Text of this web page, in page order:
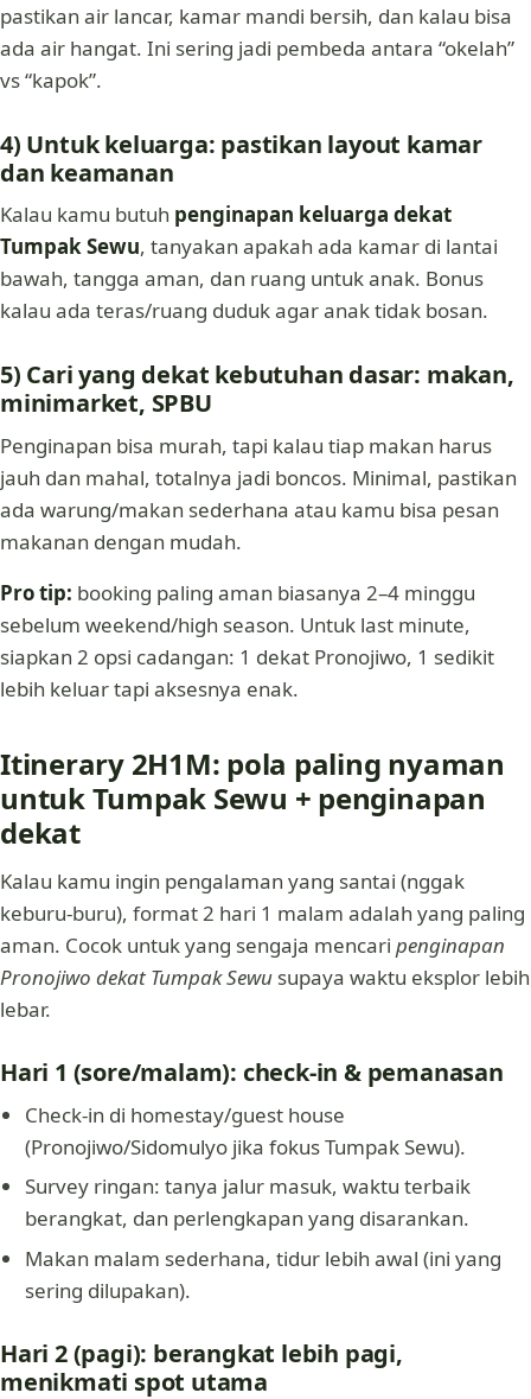
pastikan air lancar, kamar mandi bersih, dan kalau bisa
ada air hangat. Ini sering jadi pembeda antara “okelah”
vs “kapok”.
4) Untuk keluarga: pastikan layout kamar
dan keamanan
Kalau kamu butuh penginapan keluarga dekat
Tumpak Sewu, tanyakan apakah ada kamar di lantai
bawah, tangga aman, dan ruang untuk anak. Bonus
kalau ada teras/ruang duduk agar anak tidak bosan.
5) Cari yang dekat kebutuhan dasar: makan,
minimarket, SPBU
Penginapan bisa murah, tapi kalau tiap makan harus
jauh dan mahal, totalnya jadi boncos. Minimal, pastikan
ada warung/makan sederhana atau kamu bisa pesan
makanan dengan mudah.
Pro tip: booking paling aman biasanya 2–4 minggu
sebelum weekend/high season. Untuk last minute,
siapkan 2 opsi cadangan: 1 dekat Pronojiwo, 1 sedikit
lebih keluar tapi aksesnya enak.
Itinerary 2H1M: pola paling nyaman
untuk Tumpak Sewu + penginapan
dekat
Kalau kamu ingin pengalaman yang santai (nggak
keburu-buru), format 2 hari 1 malam adalah yang paling
aman. Cocok untuk yang sengaja mencari penginapan
Pronojiwo dekat Tumpak Sewu supaya waktu eksplor lebih
lebar.
Hari 1 (sore/malam): check-in & pemanasan
Check-in di homestay/guest house
(Pronojiwo/Sidomulyo jika fokus Tumpak Sewu).
Survey ringan: tanya jalur masuk, waktu terbaik
berangkat, dan perlengkapan yang disarankan.
Makan malam sederhana, tidur lebih awal (ini yang
sering dilupakan).
Hari 2 (pagi): berangkat lebih pagi,
menikmati spot utama